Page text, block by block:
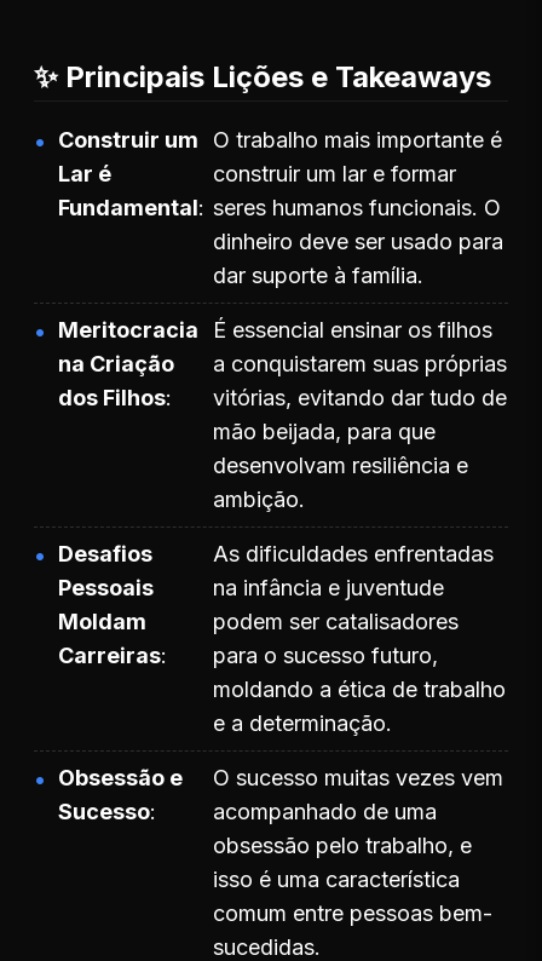
✨ Principais Lições e Takeaways
Construir um
Lar é
Fundamental
O trabalho mais importante é
construir um lar e formar
seres humanos funcionais. O
dinheiro deve ser usado para
dar suporte à família.
Meritocracia
na Criação
dos Filhos
É essencial ensinar os filhos
a conquistarem suas próprias
vitórias, evitando dar tudo de
mão beijada, para que
desenvolvam resiliência e
ambição.
Desafios
Pessoais
Moldam
Carreiras
As dificuldades enfrentadas
na infância e juventude
podem ser catalisadores
para o sucesso futuro,
moldando a ética de trabalho
e a determinação.
Obsessão e
Sucesso
O sucesso muitas vezes vem
acompanhado de uma
obsessão pelo trabalho, e
isso é uma característica
comum entre pessoas bem-
sucedidas.